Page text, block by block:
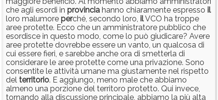
che agli esordi in provincia hanno chiaramente espresso il
loro malumore perché, secondo loro, ilVCO ha troppe
aree protette. Ecco che un amministratore pubblico che
esordisce in questo modo, come lo può giudicare? Avere
aree protette dovrebbe essere un vanto, un qualcosa di
cui essere fieri, e sarebbe anche ora di smetterla di
considerare le aree protette come una privazione. Sono
consentite le attività umane ma giustamente nel rispetto
del territorio. E aggiungo, meno male che abbiamo
almeno una porzione del territoro protetto. Qui invece,
tornando alla discussione principale, abbiamo la più alta